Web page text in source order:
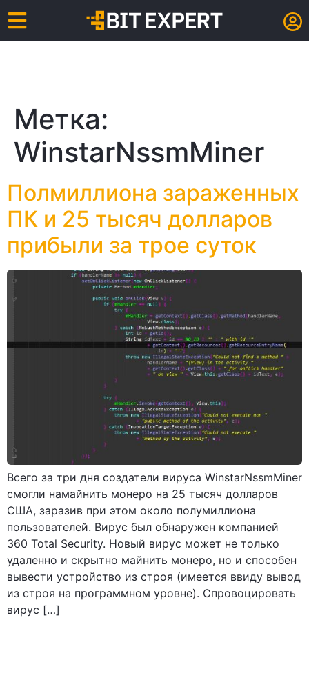
Метка:
WinstarNssmMiner
Полмиллиона зараженных
ПК и 25 тысяч долларов
прибыли за трое суток
Всего за три дня создатели вируса WinstarNssmMiner
смогли намайнить монеро на 25 тысяч долларов
США, заразив при этом около полумиллиона
пользователей. Вирус был обнаружен компанией
360 Total Security. Новый вирус может не только
удаленно и скрытно майнить монеро, но и способен
вывести устройство из строя (имеется ввиду вывод
из строя на программном уровне). Спровоцировать
вирус […]